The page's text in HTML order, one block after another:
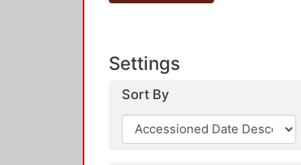
Settings
Sort By